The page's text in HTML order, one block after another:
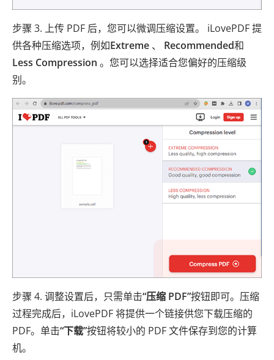
步骤 3. 上传 PDF 后，您可以微调压缩设置。 iLovePDF 提
供各种压缩选项，例如Extreme 、 Recommended和
Less Compression 。您可以选择适合您偏好的压缩级
别。
步骤 4. 调整设置后，只需单击“压缩 PDF”按钮即可。压缩
过程完成后，iLovePDF 将提供一个链接供您下载压缩的
PDF。单击“下载”按钮将较小的 PDF 文件保存到您的计算
机。